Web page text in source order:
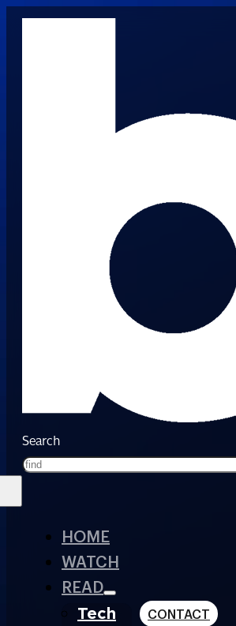
Search
HOME
WATCH
READ
Tech
CONTACT